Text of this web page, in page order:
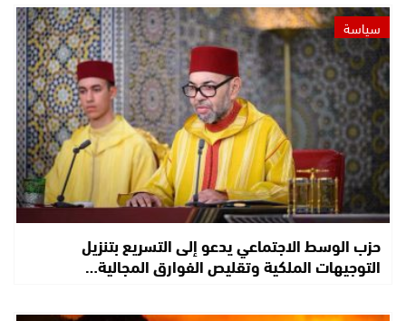
سياسة
حزب الوسط الاجتماعي يدعو إلى التسريع بتنزيل
التوجيهات الملكية وتقليص الفوارق المجالية…